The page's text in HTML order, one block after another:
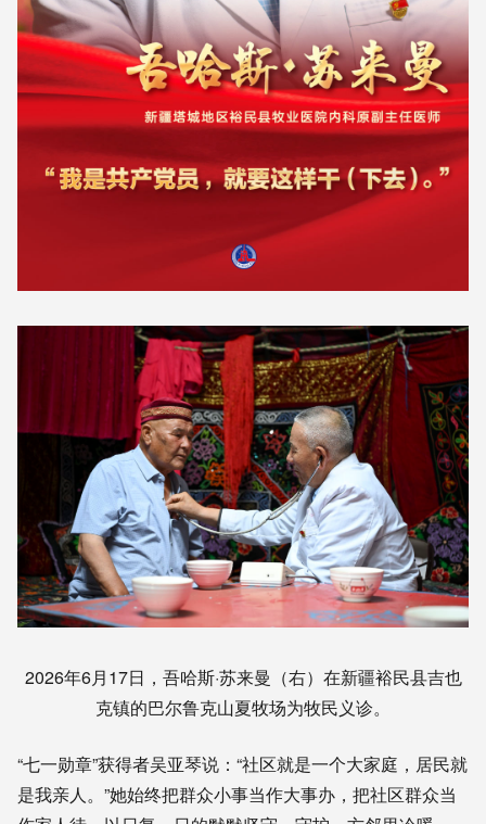
2026年6月17日，吾哈斯·苏来曼（右）在新疆裕民县吉也
克镇的巴尔鲁克山夏牧场为牧民义诊。
“七一勋章”获得者吴亚琴说：“社区就是一个大家庭，居民就
是我亲人。”她始终把群众小事当作大事办，把社区群众当